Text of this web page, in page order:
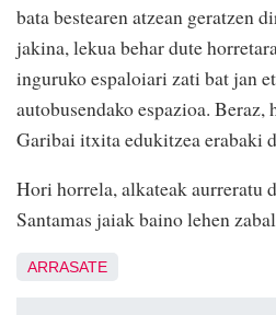
bata bestearen atzean geratzen
jakina, lekua behar dute
inguruko espaloiari zati bat jan
autobusendako espazioa.
Garibai itxita edukitzea erabaki
Hori horrela, alkateak aurreratu
Santamas jaiak baino lehen
ARRASATE